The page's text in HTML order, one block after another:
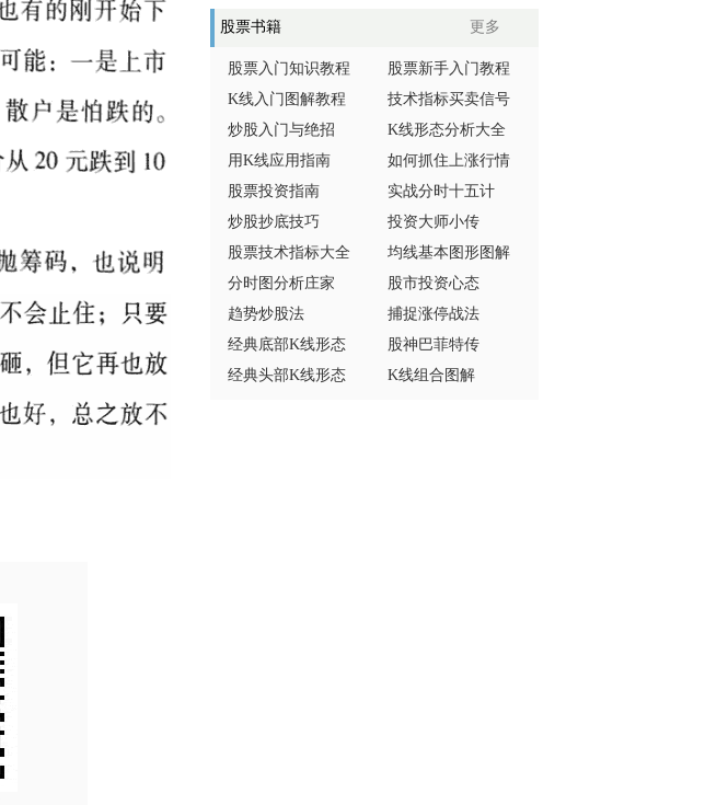
股票书籍 更多
股票入门知识教程
K线入门图解教程
炒股入门与绝招
用K线应用指南
股票投资指南
炒股抄底技巧
股票技术指标大全
分时图分析庄家
趋势炒股法
经典底部K线形态
经典头部K线形态
股票新手入门教程
技术指标买卖信号
K线形态分析大全
如何抓住上涨行情
实战分时十五计
投资大师小传
均线基本图形图解
股市投资心态
捕捉涨停战法
股神巴菲特传
K线组合图解